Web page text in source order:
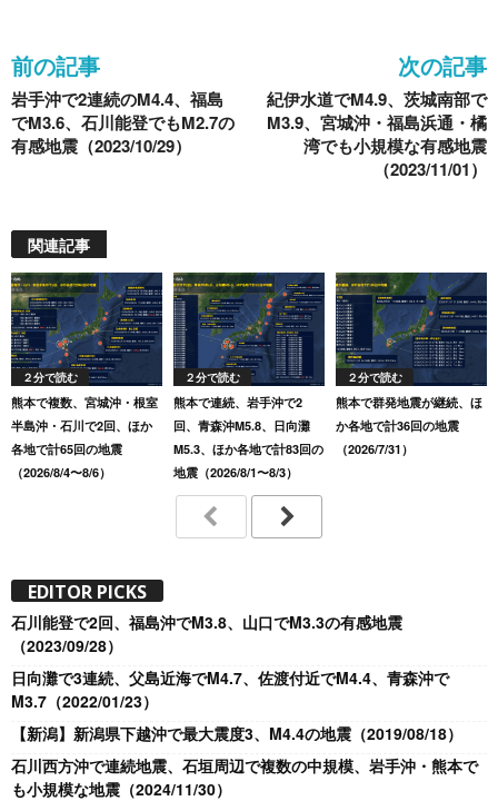
k
前の記事
岩手沖で2連続のM4.4、福島
でM3.6、石川能登でもM2.7の
有感地震（2023/10/29）
次の記事
紀伊水道でM4.9、茨城南部で
M3.9、宮城沖・福島浜通・橘
湾でも小規模な有感地震
（2023/11/01）
関連記事
２分で読む
熊本で複数、宮城沖・根室
半島沖・石川で2回、ほか
各地で計65回の地震
（2026/8/4〜8/6）
２分で読む
熊本で連続、岩手沖で2
回、青森沖M5.8、日向灘
M5.3、ほか各地で計83回の
地震（2026/8/1〜8/3）
２分で読む
熊本で群発地震が継続、ほ
か各地で計36回の地震
（2026/7/31）
EDITOR PICKS
石川能登で2回、福島沖でM3.8、山口でM3.3の有感地震
（2023/09/28）
日向灘で3連続、父島近海でM4.7、佐渡付近でM4.4、青森沖で
M3.7（2022/01/23）
【新潟】新潟県下越沖で最大震度3、M4.4の地震（2019/08/18）
石川西方沖で連続地震、石垣周辺で複数の中規模、岩手沖・熊本で
も小規模な地震（2024/11/30）